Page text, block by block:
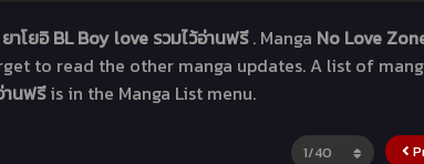
โยอิ BL Boy love รวมไว้อ่านฟรี. Manga No Love
to read the other manga updates. A list of
านฟรีis in the Manga List menu.